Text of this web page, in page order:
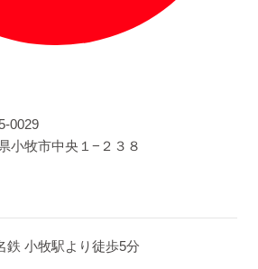
0029
小牧市中央１−２３８
鉄 小牧駅より徒歩5分